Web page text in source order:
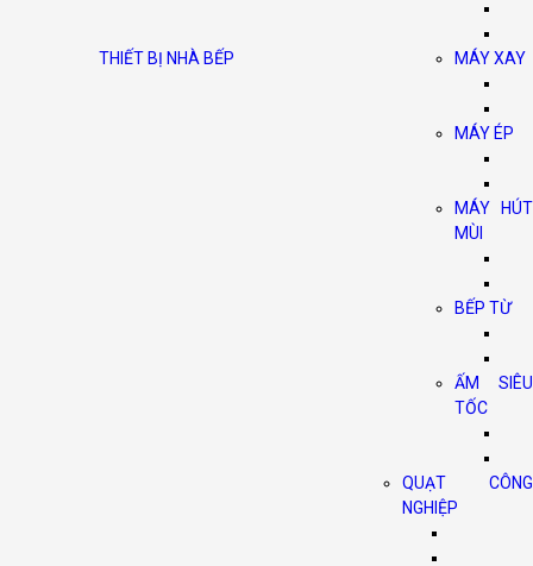
THIẾT BỊ NHÀ BẾP MÁY XAY
MÁY ÉP
MÁY HÚT
MÙI
BẾP TỪ
ẤM SIÊU
TỐC
QUẠT CÔNG
NGHIỆP